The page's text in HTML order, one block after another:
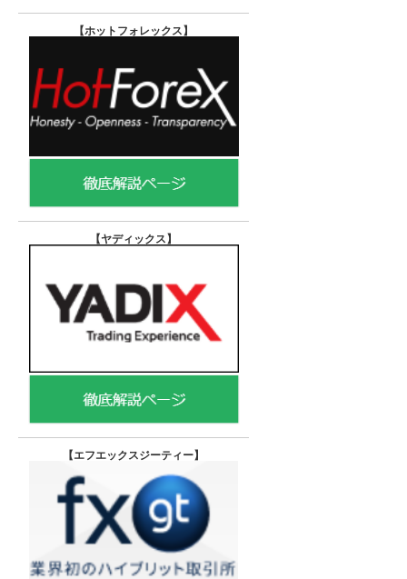
【ホットフォレックス 】
【ヤディックス 】
【エフエックスジーティー】